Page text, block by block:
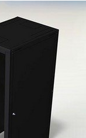
um
portas para racks
acabando por ser
de data
prática e